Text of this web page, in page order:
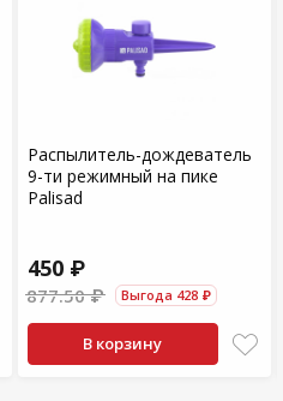
Распылитель-дождеватель
9-ти режимный на пике
Palisad
450 ₽
877.50 ₽ Выгода 428 ₽
В корзину